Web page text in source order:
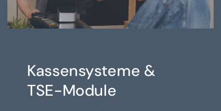
Kassensysteme &
TSE-Module